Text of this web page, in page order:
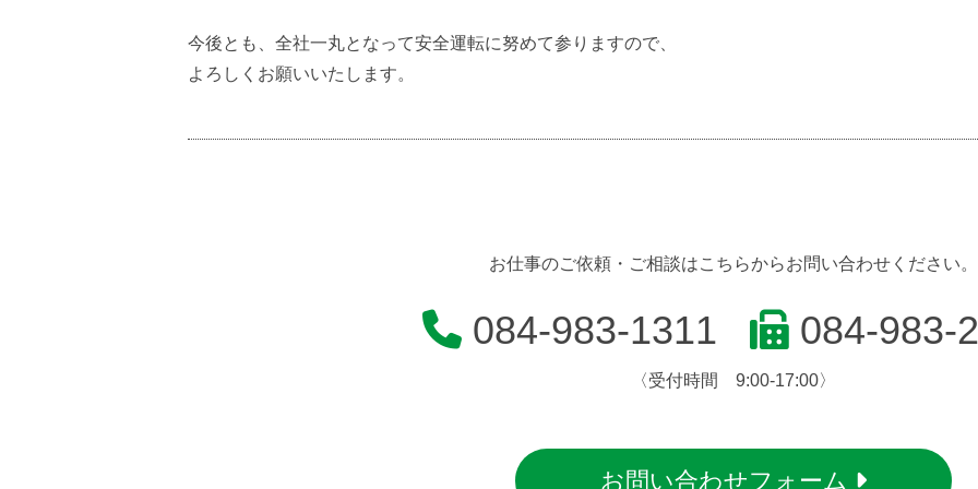
今後とも、全社一丸となって安全運転に努めて参りますので、
よろしくお願いいたします。
お仕事のご依頼・ご相談はこちらからお問い合わせください。
084-983-1311 084-983-
〈受付時間 9:00-17:00〉
お問い合わせフォーム